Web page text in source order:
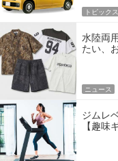
トピックス
水陸両
たい、
ニュース
ジムレ
【趣味